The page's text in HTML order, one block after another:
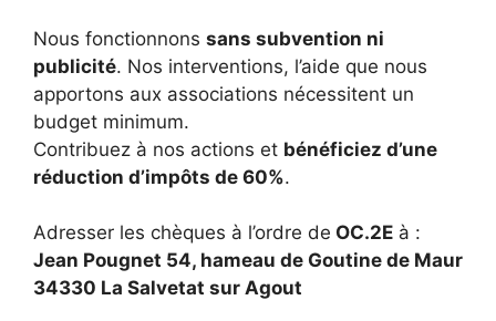
Nous fonctionnons sans subvention ni
publicité. Nos interventions, l’aide que nous
apportons aux associations nécessitent un
budget minimum.
Contribuez à nos actions et bénéficiez d’une
réduction d’impôts de 60%.
Adresser les chèques à l’ordre de OC.2E à :
Jean Pougnet 54, hameau de Goutine de Maur
34330 La Salvetat sur Agout